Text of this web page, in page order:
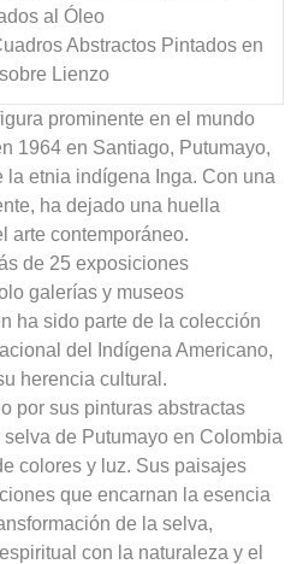
al Óleo
Abstractos Pintados en
Lienzo
prominente en el mundo
1964 en Santiago, Putumayo,
la etnia indígena Inga. Con una
ha dejado una huella
arte contemporáneo.
de 25 exposiciones
galerías y museos
ha sido parte de la colección
del Indígena Americano,
herencia cultural.
por sus pinturas abstractas
de Putumayo en Colombia
colores y luz. Sus paisajes
que encarnan la esencia
de la selva,
con la naturaleza y el